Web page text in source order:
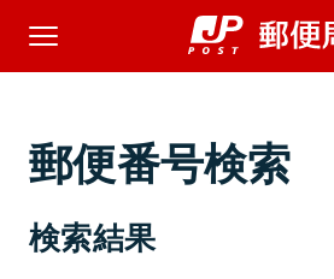
郵便番号検索
検索結果